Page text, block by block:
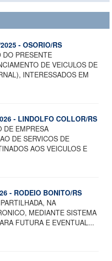
- OSORIO/RS
PRESENTE
DE VEICULOS DE
INTERESSADOS EM
- LINDOLFO COLLOR/RS
DE EMPRESA
DE SERVICOS DE
AOS VEICULOS E
- RODEIO BONITO/RS
NA
MEDIANTE SISTEMA
FUTURA E EVENTUAL...